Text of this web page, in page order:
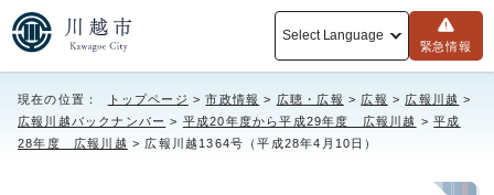
Select Language
緊急情報
現在の位置： トップページ >市政情報 > 広聴・広報 > 広報 > 広報川越 >
広報川越バックナンバー > 平成20年度から平成29年度 広報川越 >平成
28年度 広報川越 > 広報川越1364号（平成28年4月10日）